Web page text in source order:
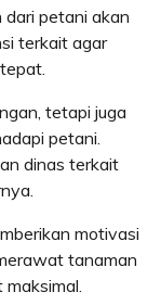
dari petani akan
terkait agar
tetapi juga
petani.
dinas terkait
motivasi
tanaman